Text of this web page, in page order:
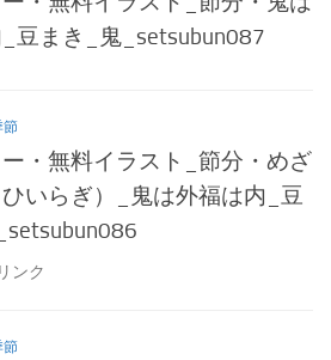
豆まき_鬼_setsubun087
節
・無料イラスト_節分・めざ
ひいらぎ）_鬼は外福は内_豆
ンク
節